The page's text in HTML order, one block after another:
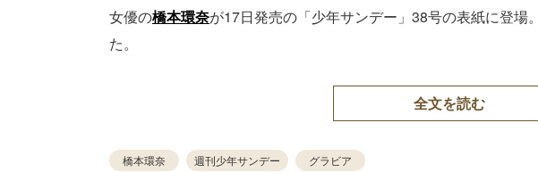
女優の橋本環奈が17日発売の「少年サンデー」38号の表紙に登場
た。
全文を読む
橋本環奈 週刊少年サンデー グラビア